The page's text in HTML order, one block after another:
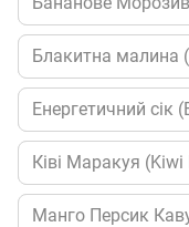
Блакитна малина
Енергетичний сік
Ківі Маракуя
Манго Персик